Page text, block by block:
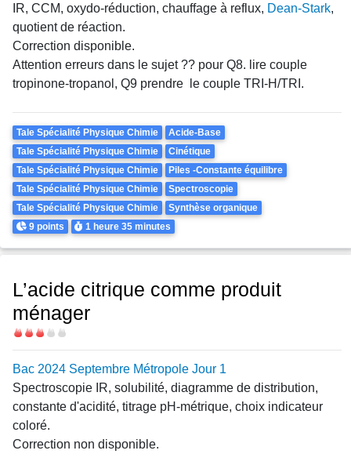
IR, CCM, oxydo-réduction, chauffage à reflux, Dean-Stark,
quotient de réaction.
Correction disponible.
Attention erreurs dans le sujet ?? pour Q8. lire couple
tropinone-tropanol, Q9 prendre le couple TRI-H/TRI.
Theme
Tale Spécialité Physique Chimie
Acide-Base
Tale Spécialité Physique Chimie
Cinétique
Tale Spécialité Physique Chimie
Piles -Constante équilibre
Tale Spécialité Physique Chimie
Spectroscopie
Tale Spécialité Physique Chimie
Synthèse organique
Points
9 points Durée
1 heure35 minutes
L’acide citrique comme produit
ménager
Difficulté
Bac 2024 Septembre Métropole Jour 1
Spectroscopie IR, solubilité, diagramme de distribution,
constante d'acidité, titrage pH-métrique, choix indicateur
coloré.
Correction non disponible.